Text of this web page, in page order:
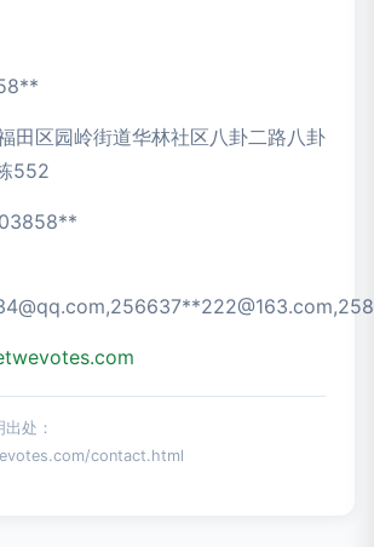
田区园岭街道华林社区八卦二路八卦
552
,256637**222@163.com
处：
contact.html